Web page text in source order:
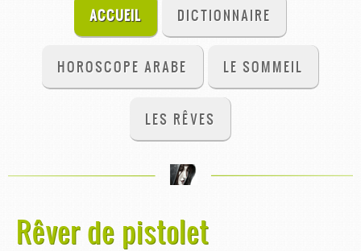
ACCUEIL DICTIONNAIRE
HOROSCOPE ARABE LE SOMMEIL
LES RÊVES
Rêver de pistolet